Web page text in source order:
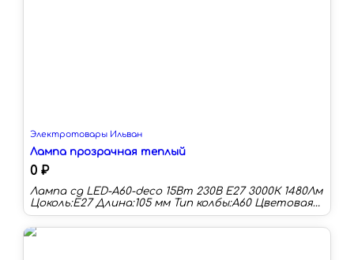
Электротовары Ильван
Лампа прозрачная теплый
0 ₽
Лампа сд LED-A60-deco 15Вт 230В Е27 3000К 1480Лм
Цоколь:E27 Длина:105 мм Тип колбы:A60 Цветовая
температура:3000 К Световой поток:1480 лм
Срок службы:30000 ч Мощность (Вт):15
Светодиодные лампы филамент LED-A-deco